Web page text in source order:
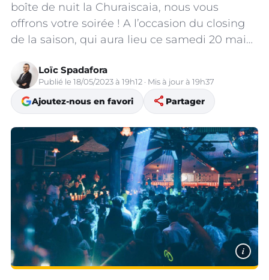
boîte de nuit la Churaiscaia, nous vous
offrons votre soirée ! A l’occasion du closing
de la saison, qui aura lieu ce samedi 20 mai…
Loïc Spadafora
Publié le 18/05/2023 à 19h12 · Mis à jour à 19h37
Ajoutez-nous en favori share Partager
i